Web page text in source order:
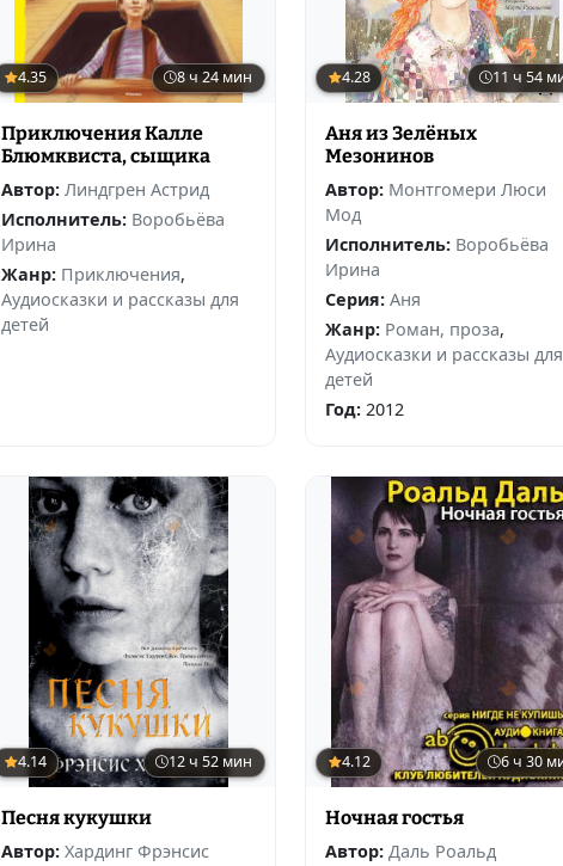
4.35 8 ч 24 мин
Приключения Калле
Блюмквиста, сыщика
Автор: Линдгрен Астрид
Исполнитель: Воробьёва
Ирина
Жанр: Приключения,
Аудиосказки и рассказы для
детей
4.28 11 ч 54
Аня из Зелёных
Мезонинов
Автор: Монтгомери Люси
Мод
Исполнитель: Воробьёва
Ирина
Серия: Аня
Жанр: Роман, проза,
Аудиосказки и рассказы для
детей
Год:2012
4.14 12 ч 52 мин
Песня кукушки
Автор: Хардинг Фрэнсис
4.12 6 ч 30
Ночная гостья
Автор: Даль Роальд